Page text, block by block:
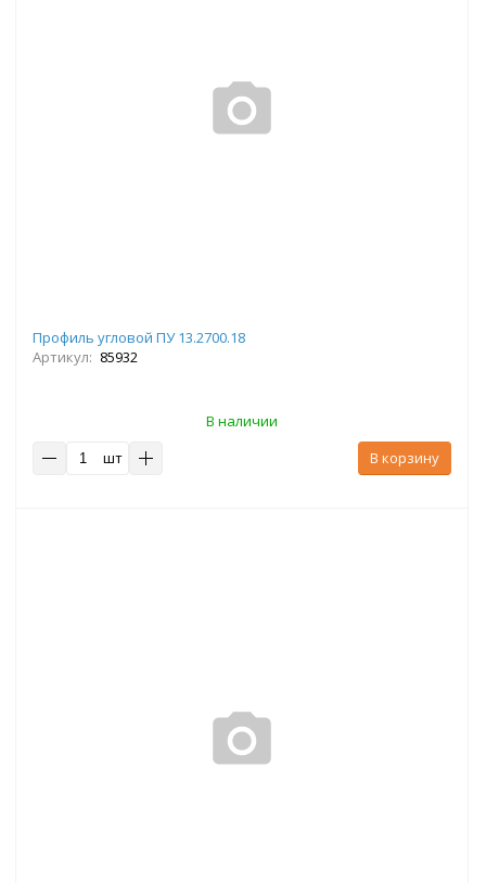
Профиль угловой ПУ 13.2700.18
Артикул: 85932
В наличии
шт
В корзину